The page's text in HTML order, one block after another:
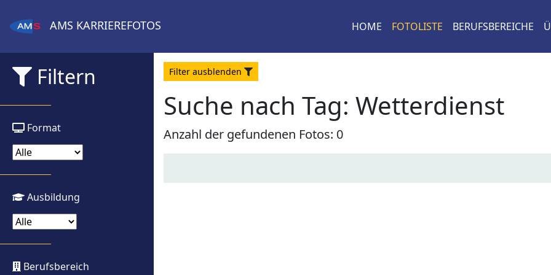
AMS KARRIEREFOTOS HOME FOTOLISTE BERUFSBEREICHE
Filtern
Format
Ausbildung
Berufsbereich
Filter ausblenden
Suche nach Tag: Wetterdienst
Anzahl der gefundenen Fotos: 0